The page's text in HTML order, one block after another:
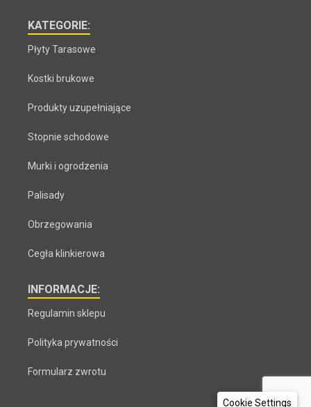
KATEGORIE:
Płyty Tarasowe
Kostki brukowe
Produkty uzupełniające
Stopnie schodowe
Murki i ogrodzenia
Palisady
Obrzegowania
Cegła klinkierowa
INFORMACJE:
Regulamin sklepu
Polityka prywatności
Formularz zwrotu
Cookie Settings